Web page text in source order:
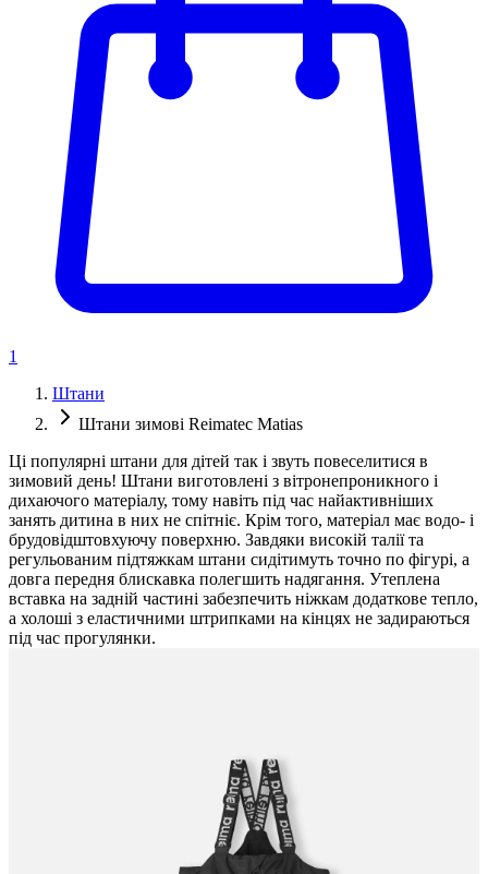
1
Штани
Штани зимові Reimatec Matias
Ці популярні штани для дітей так і звуть повеселитися в
зимовий день! Штани виготовлені з вітронепроникного і
дихаючого матеріалу, тому навіть під час найактивніших
занять дитина в них не спітніє. Крім того, матеріал має водо- і
брудовідштовхуючу поверхню. Завдяки високій талії та
регульованим підтяжкам штани сидітимуть точно по фігурі, а
довга передня блискавка полегшить надягання. Утеплена
вставка на задній частині забезпечить ніжкам додаткове тепло,
а холоші з еластичними штрипками на кінцях не задираються
під час прогулянки.